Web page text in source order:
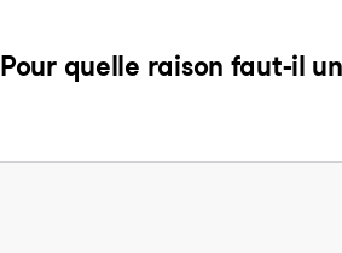
Pour quelle raison faut-il